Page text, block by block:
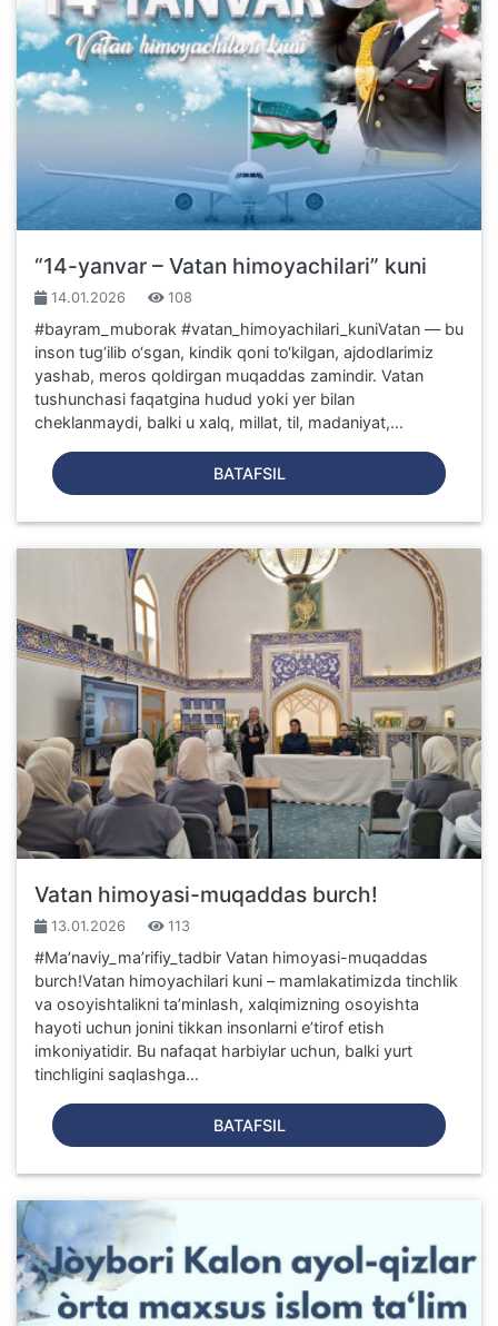
“14-yanvar – Vatan himoyachilari” kuni
14.01.2026 108
#bayram_muborak #vatan_himoyachilari_kuniVatan — bu
inson tug‘ilib o‘sgan, kindik qoni to‘kilgan, ajdodlarimiz
yashab, meros qoldirgan muqaddas zamindir. Vatan
tushunchasi faqatgina hudud yoki yer bilan
cheklanmaydi, balki u xalq, millat, til, madaniyat,...
BATAFSIL
Vatan himoyasi-muqaddas burch!
13.01.2026 113
#Maʼnaviy_maʼrifiy_tadbir Vatan himoyasi-muqaddas
burch!Vatan himoyachilari kuni – mamlakatimizda tinchlik
va osoyishtalikni ta’minlash, xalqimizning osoyishta
hayoti uchun jonini tikkan insonlarni e’tirof etish
imkoniyatidir. Bu nafaqat harbiylar uchun, balki yurt
tinchligini saqlashga...
BATAFSIL